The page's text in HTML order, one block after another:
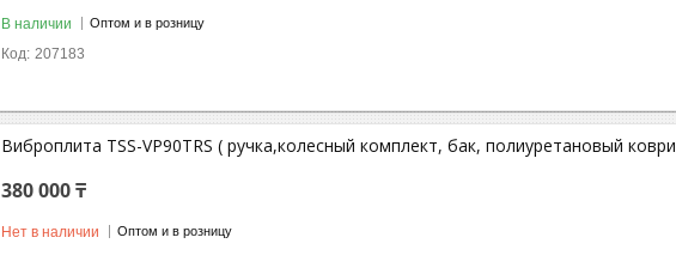
В наличии Оптом и в розницу
207183
Виброплита TSS-VP90TRS ( ручка,колесный комплект, бак, полиуретановый коври
380 000 ₸
Нет в наличии Оптом и в розницу